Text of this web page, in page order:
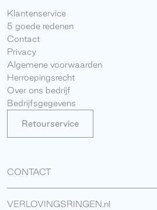
Klantenservice
5 goede redenen
Contact
Privacy
Algemene voorwaarden
Herroepingsrecht
Over ons bedrijf
Bedrijfsgegevens
Retourservice
CONTACT
VERLOVINGSRINGEN.nl